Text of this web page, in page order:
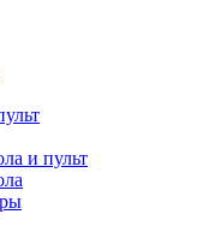
и пульт